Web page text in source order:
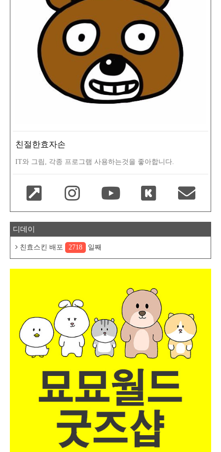
친절한효자손
IT와 그림, 각종 프로그램 사용하는것을 좋아합니다.
디데이
친효스킨 배포 2718 일째